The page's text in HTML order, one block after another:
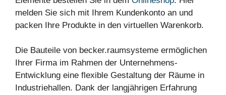
melden Sie sich mit Ihrem Kundenkonto an und
packen Ihre Produkte in den virtuellen Warenkorb.
Die Bauteile von becker.raumsysteme ermöglichen
Ihrer Firma im Rahmen der Unternehmens-
Entwicklung eine flexible Gestaltung der Räume in
Industriehallen. Dank der langjährigen Erfahrung